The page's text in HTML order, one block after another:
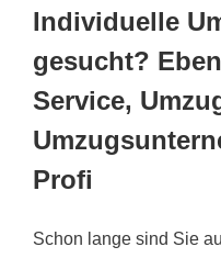
Individuelle
gesucht?
Service,
Profi
Schon lange sind Sie